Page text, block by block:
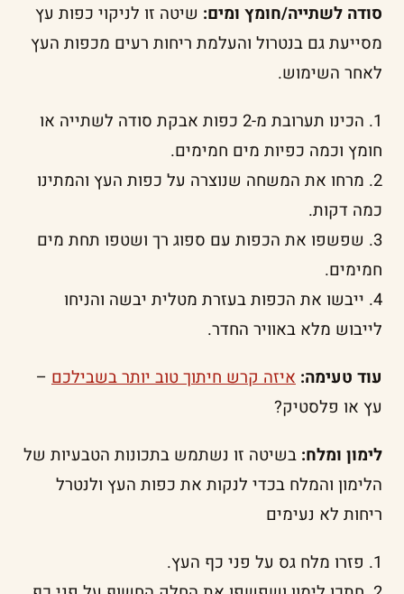
סודה לשתייה/חומץ ומים: שיטה זו לניקוי כפות עץ
מסייעת גם בנטרול והעלמת ריחות רעים מכפות העץ
לאחר השימוש.
1. הכינו תערובת מ-2 כפות אבקת סודה לשתייה או
חומץ וכמה כפיות מים חמימים.
2. מרחו את המשחה שנוצרה על כפות העץ והמתינו
כמה דקות.
3. שפשפו את הכפות עם ספוג רך ושטפו תחת מים
חמימים.
4. ייבשו את הכפות בעזרת מטלית יבשה והניחו
לייבוש מלא באוויר החדר.
עוד טעימה: איזה קרש חיתוך טוב יותר בשבילכם –
עץ או פלסטיק?
לימון ומלח: בשיטה זו נשתמש בתכונות הטבעיות של
הלימון והמלח בכדי לנקות את כפות העץ ולנטרל
ריחות לא נעימים
1. פזרו מלח גס על פני כף העץ.